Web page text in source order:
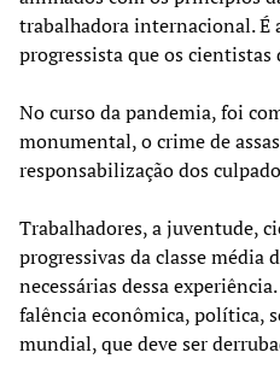
trabalhadora internacional. É
progressista que os cientistas
No curso da pandemia, foi
monumental, o crime de
responsabilização dos
Trabalhadores, a juventude,
progressivas da classe média
necessárias dessa
falência econômica, política,
mundial, que deve ser